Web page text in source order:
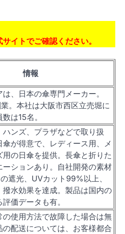
イトでご確認ください。
情報
、日本の傘専門メーカー。
。本社は大阪市西区立売堀に
は15名。
ンズ、プラザなどで取り扱
が得意で、レディース用、メ
用の日傘を提供。長傘と折りた
ーションあり。自社開発の素材
遮光、UVカット99%以上、
撥水効果を達成。製品は国内の
価データも有。
の使用方法で故障した場合は無
配送については、お客様都合